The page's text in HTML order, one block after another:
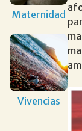
Maternidad
Vivencias